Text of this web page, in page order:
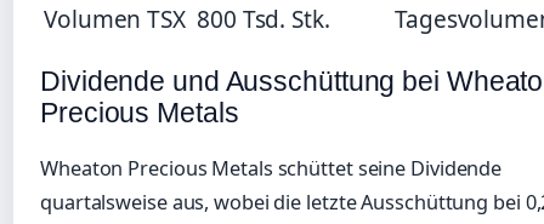
Volumen TSX 800 Tsd. Stk.
Dividende und Ausschüttung bei
Precious Metals
Wheaton Precious Metals schüttet seine Dividende
quartalsweise aus, wobei die letzte Ausschüttung bei